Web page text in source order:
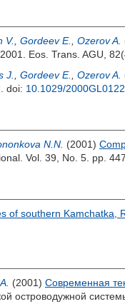
V. Gordeev E. Ozerov A.
Eos. Trans. AGU,
J. Gordeev E. Ozerov A.
doi: 10.1029/
N.N. (2001)
Vol. 39, No. 5. pp.
of southern Kamchatka,
(2001) Современная
островодужной